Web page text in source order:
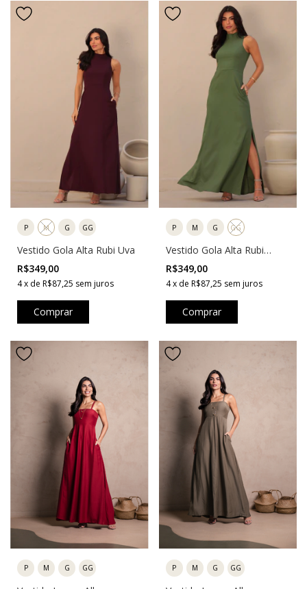
P M G GG
Vestido Gola Alta Rubi Uva
R$349,00
4x de R$87,25 sem juros
Comprar
P M G GG
Vestido Gola Alta Rubi
Verde
R$349,00
4 x de R$87,25 sem juros
Comprar
P M G GG P M G GG